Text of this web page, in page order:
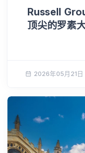
Russell
顶尖的罗素
2026年05月21日